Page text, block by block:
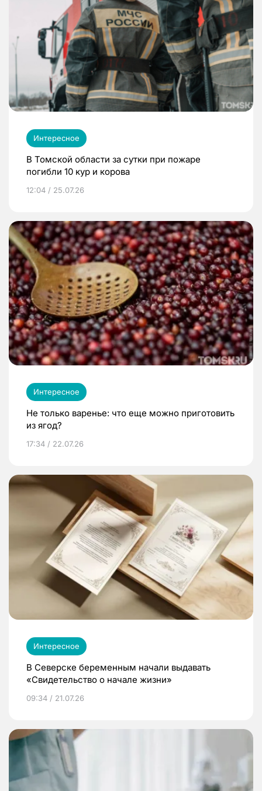
Интересное
В Томской области за сутки при пожаре
погибли 10 кур и корова
12:04 / 25.07.26
Интересное
Не только варенье: что еще можно приготовить
из ягод?
17:34 / 22.07.26
Интересное
В Северске беременным начали выдавать
«Свидетельство о начале жизни»
09:34 / 21.07.26